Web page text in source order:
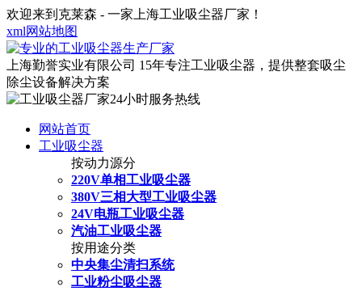
欢迎来到克莱森 - 一家上海工业吸尘器厂家！
xml网站地图
上海勤誉实业有限公司 15年专注工业吸尘器，提供整套吸尘
除尘设备解决方案
网站首页
工业吸尘器
按动力源分
220V单相工业吸尘器
380V三相大型工业吸尘器
24V电瓶工业吸尘器
汽油工业吸尘器
按用途分类
中央集尘清扫系统
工业粉尘吸尘器